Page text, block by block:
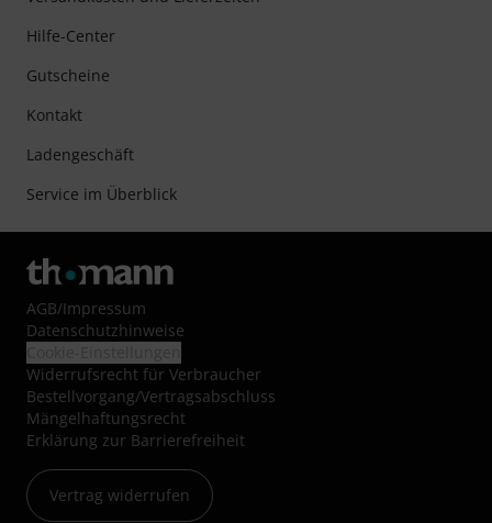
Hilfe-Center
Gutscheine
Kontakt
Ladengeschäft
Service im Überblick
AGB/Impressum
Datenschutzhinweise
Widerrufsrecht für Verbraucher
Bestellvorgang/Vertragsabschluss
Mängelhaftungsrecht
Erklärung zur Barrierefreiheit
Vertrag widerrufen